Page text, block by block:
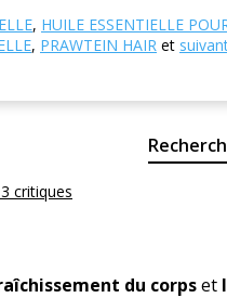
, HUILE ESSENTIELLE
, PRAWTEIN HAIR et
simples
critiques
du corpset